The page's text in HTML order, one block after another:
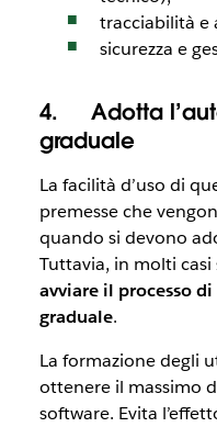
tracciabilità e
sicurezza e
4.
Adotta
graduale
La facilità d’uso di
premesse che
quando si devono
Tuttavia, in molti casi
avviare il processo
graduale.
La formazione degli
ottenere il massimo
software. Evita